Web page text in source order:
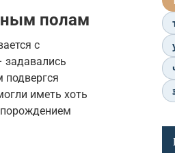
полам
с
задавались
иметь хоть